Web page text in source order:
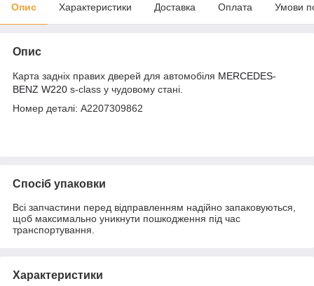
Опис Характеристики Доставка Оплата Умови
Опис
Карта задніх правих дверей для автомобіля MERCEDES-
BENZ W220 s-class у чудовому стані.
Номер деталі: A2207309862
Спосіб упаковки
Всі запчастини перед відправленням надійно запаковуються,
щоб максимально уникнути пошкодження під час
транспортування.
Характеристики